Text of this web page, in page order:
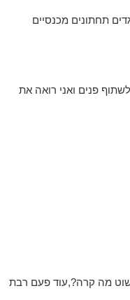
תחתונים מכנסיים
פנים ואני רואה את
מה קרה?,עוד פעם רבת